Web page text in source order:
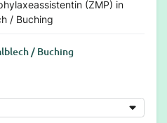
(ZMP) in
/ Buching
/ Buching